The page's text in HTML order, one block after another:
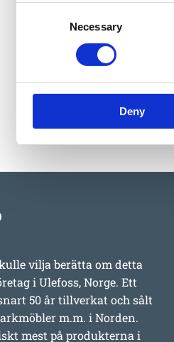
Necessary
Deny
vilja berätta om detta
i Ulefoss, Norge. Ett
50 år tillverkat och sålt
m.m. i Norden.
mest på produkterna i